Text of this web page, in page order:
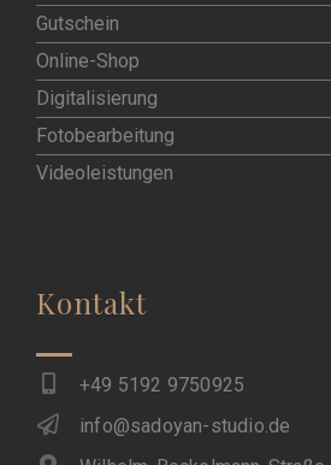
Gutschein
Online-Shop
Digitalisierung
Fotobearbeitung
Videoleistungen
Kontakt
+49 5192 9750925
info@sadoyan-studio.de